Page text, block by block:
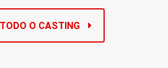
O CASTING